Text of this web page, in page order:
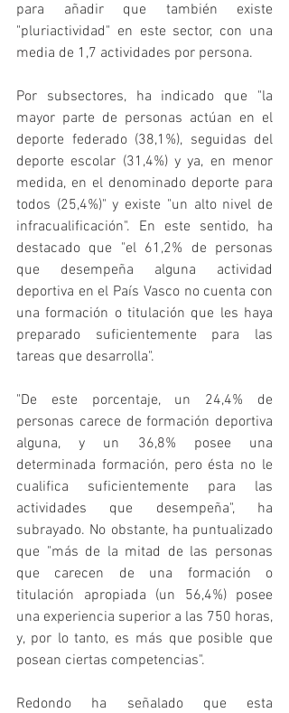
para añadir que también existe
"pluriactividad" en este sector, con una
media de 1,7 actividades por persona.
Por subsectores, ha indicado que "la
mayor parte de personas actúan en el
deporte federado (38,1%), seguidas del
deporte escolar (31,4%) y ya, en menor
medida, en el denominado deporte para
todos (25,4%)" y existe "un alto nivel de
infracualificación". En este sentido, ha
destacado que "el 61,2% de personas
que desempeña alguna actividad
deportiva en el País Vasco no cuenta con
una formación o titulación que les haya
preparado suficientemente para las
tareas que desarrolla".
"De este porcentaje, un 24,4% de
personas carece de formación deportiva
alguna, y un 36,8% posee una
determinada formación, pero ésta no le
cualifica suficientemente para las
actividades que desempeña", ha
subrayado. No obstante, ha puntualizado
que "más de la mitad de las personas
que carecen de una formación o
titulación apropiada (un 56,4%) posee
una experiencia superior a las 750 horas,
y, por lo tanto, es más que posible que
posean ciertas competencias".
Redondo ha señalado que esta